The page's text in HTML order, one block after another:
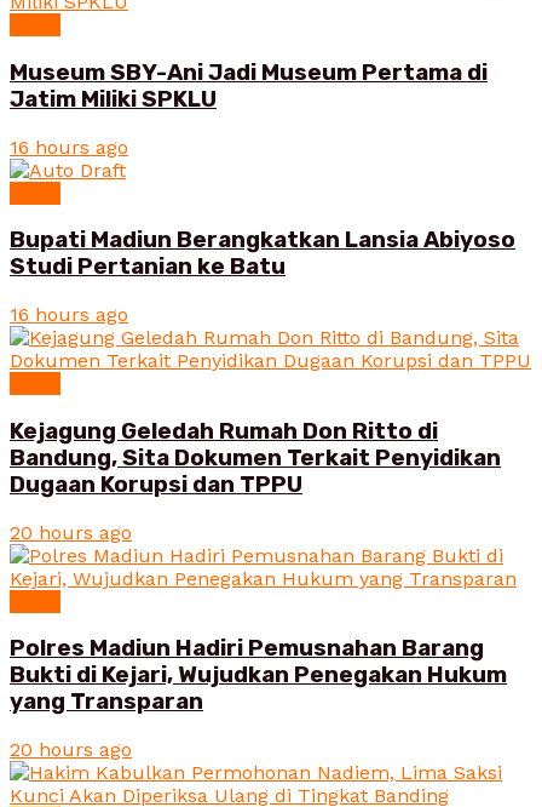
Museum SBY-Ani Jadi Museum Pertama di
Jatim Miliki SPKLU
16 hours ago
Bupati Madiun Berangkatkan Lansia Abiyoso
Studi Pertanian ke Batu
16 hours ago
Kejagung Geledah Rumah Don Ritto di
Bandung, Sita Dokumen Terkait Penyidikan
Dugaan Korupsi dan TPPU
20 hours ago
Polres Madiun Hadiri Pemusnahan Barang
Bukti di Kejari, Wujudkan Penegakan Hukum
yang Transparan
20 hours ago